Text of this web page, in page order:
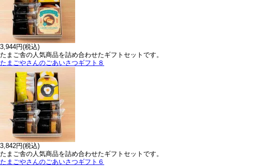
3,944円(税込)
たまご舎の人気商品を詰め合わせたギフトセットです。
たまごやさんのごあいさつギフト８
3,842円(税込)
たまご舎の人気商品を詰め合わせたギフトセットです。
たまごやさんのごあいさつギフト６